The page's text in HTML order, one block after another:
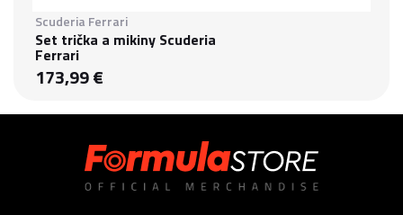
Scuderia Ferrari
Set trička a mikiny Scuderia
Ferrari
173,99 €